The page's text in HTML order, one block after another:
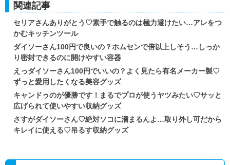
関連記事
セリアさんありがとう♡素手で触るのは極力避けたい…アレをつ
かむキッチンツール
ダイソーさん100円で良いの？ホムセンで倍以上しそう…しっか
り密封できるのに開けやすい容器
えっダイソーさん100円でいいの？よく見たら有名メーカー製♡
ずっと愛用したくなる美容グッズ
キャンドゥのが優勝です！まるでプロが使うヤツみたい♡サッと
広げられて使いやすい収納グッズ
さすがダイソーさん♡絶対ソコに溜まるんよ…取り外し可だから
キレイに使える♡吊るす収納グッズ